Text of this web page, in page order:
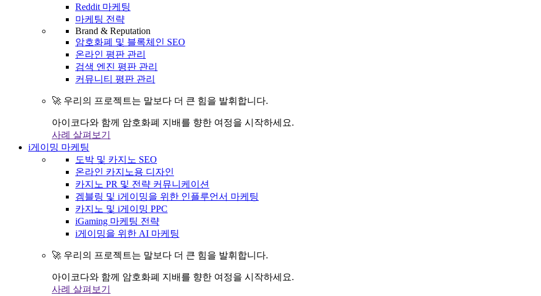
Reddit 마케팅
마케팅 전략
Brand & Reputation
암호화폐 및 블록체인 SEO
온라인 평판 관리
검색 엔진 평판 관리
커뮤니티 평판 관리
🚀 우리의 프로젝트는 말보다 더 큰 힘을 발휘합니다.
아이코다와 함께 암호화폐 지배를 향한 여정을 시작하세요.
사례 살펴보기
i게이밍 마케팅
도박 및 카지노 SEO
온라인 카지노용 디자인
카지노 PR 및 전략 커뮤니케이션
겜블링 및 i게이밍을 위한 인플루언서 마케팅
카지노 및 i게이밍 PPC
iGaming 마케팅 전략
i게이밍을 위한 AI 마케팅
🚀 우리의 프로젝트는 말보다 더 큰 힘을 발휘합니다.
아이코다와 함께 암호화폐 지배를 향한 여정을 시작하세요.
사례 살펴보기